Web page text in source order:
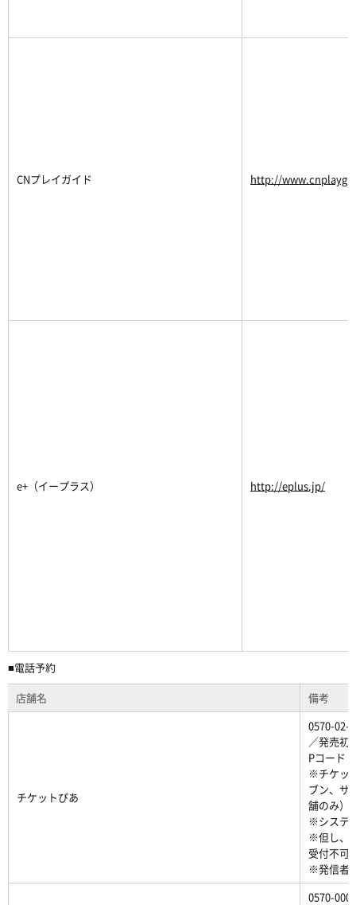
CNプレイガイド http://
e+（イープラス） http://eplus.jp/
■電話予約
店舗名
備考
チケットぴあ
0570-02-
／発売初
Pコード
※チケッ
ブン、サ
舗のみ）
※システ
※但し、
受付不可
※発信者
0570-